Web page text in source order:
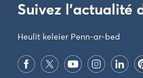
Suivez l'actualité
Heulit keleier Penn-ar-bed